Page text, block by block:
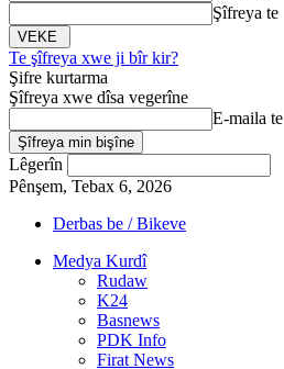
Şîfreya te
Te şîfreya xwe ji bîr kir?
Şifre kurtarma
Şîfreya xwe dîsa vegerîne
E-maila te
Lêgerîn
Pênşem, Tebax 6, 2026
Derbas be / Bikeve
Medya Kurdî
Rudaw
K24
Basnews
PDK Info
Firat News